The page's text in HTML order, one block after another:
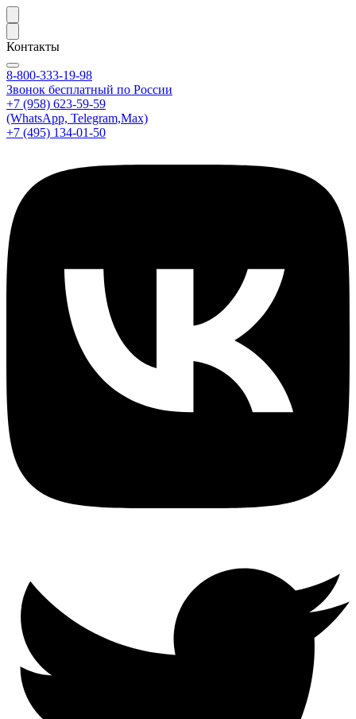
Контакты
8-800-333-19-98
Звонок бесплатный по России
+7 (958) 623-59-59
(WhatsApp, Telegram,Max)
+7 (495) 134-01-50